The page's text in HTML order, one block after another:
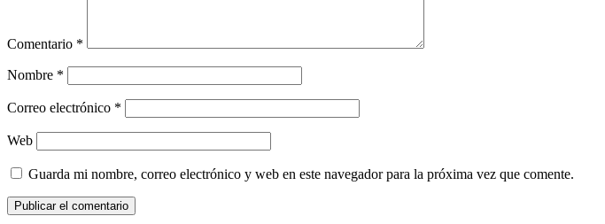
Comentario *
Nombre *
Correo electrónico *
Web
Guarda mi nombre, correo electrónico y web en este navegador para la próxima vez que comente.